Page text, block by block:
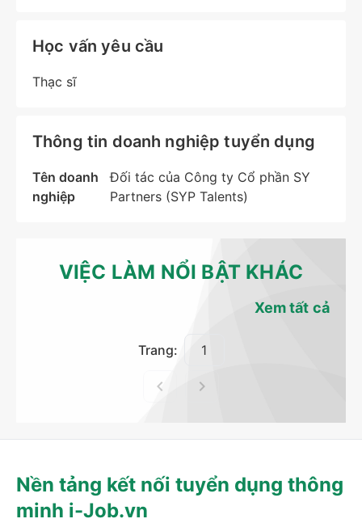
Học vấn yêu cầu
Thạc sĩ
Thông tin doanh nghiệp tuyển dụng
Tên doanh
nghiệp
Đối tác của Công ty Cổ phần SY
Partners (SYP Talents)
VIỆC LÀM NỔI BẬT KHÁC
Xem tất cả
Trang:
Nền tảng kết nối tuyển dụng thông
minh i-Job.vn